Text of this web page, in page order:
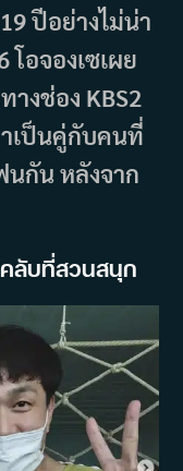
ปีอย่างไม่น่า
อจองเซเผย
างช่อง KBS2
าเป็นคู่กับคนที่
นกัน หลังจาก
คลับที่สวนสนุก